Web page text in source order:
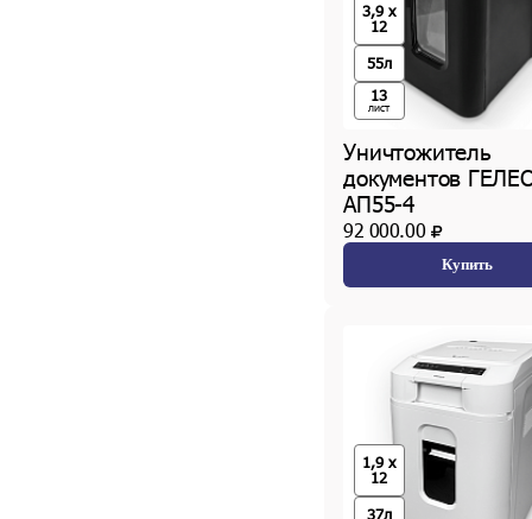
3,9 x
12
55л
13
лист
Уничтожитель
документов
АП55-4
92 000.00
Купить
1,9 x
12
37л